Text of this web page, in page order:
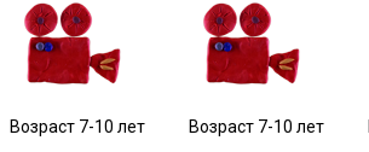
Возраст 7-10 лет
Возраст 7-10 лет